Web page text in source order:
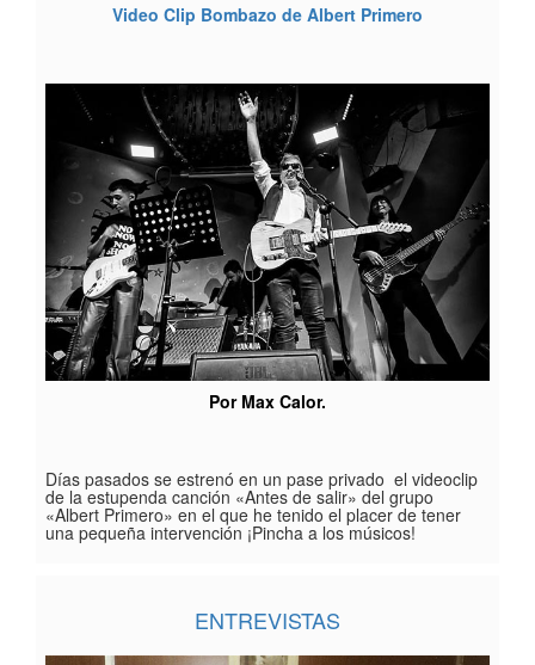
Video Clip Bombazo de Albert Primero
Por Max Calor.
Días pasados se estrenó en un pase privado el videoclip
de la estupenda canción «Antes de salir» del grupo
«Albert Primero» en el que he tenido el placer de tener
una pequeña intervención ¡Pincha a los músicos!
ENTREVISTAS